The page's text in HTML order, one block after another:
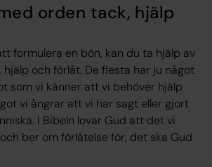
orden tack, hjälp
formulera en bön, kan du ta hjälp av
och förlåt. De flesta har ju något
som vi känner att vi behöver hjälp
vi ångrar att vi har sagt eller gjort
I Bibeln lovar Gud att det vi
ber om förlåtelse för, det ska Gud